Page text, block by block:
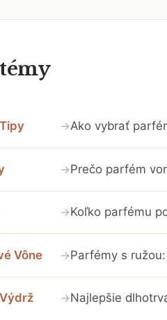
→Ako vybrať
→Prečo parfém
→Koľko parfému
Vône →Parfémy s
→Najlepšie